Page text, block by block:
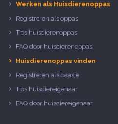
Werken als Huisdierenoppas
Registreren als oppas
Tips huisdierenoppas
FAQ door huisdierenoppas
Huisdierenoppas vinden
Registreren als baasje
Tips huisdiereigenaar
FAQ door huisdiereigenaar